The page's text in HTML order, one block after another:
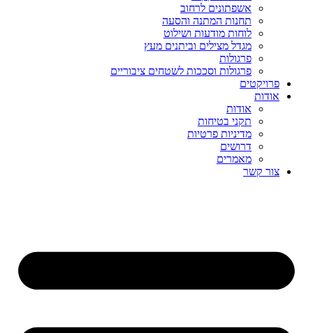
אשפתונים לרחוב
תחנות המתנה והסעה
לוחות מודעות ושילוט
מגדל מצילים וביתנים מעץ
פרגולות
פרגולות וסככות לשטחים ציבוריים
פרויקטים
אודות
אודות
תקני בטיחות
מדיניות פרטיות
דרושים
מאמרים
צור קשר